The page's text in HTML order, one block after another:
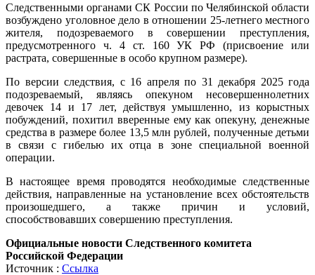
Следственными органами СК России по Челябинской области
возбуждено уголовное дело в отношении 25-летнего местного
жителя, подозреваемого в совершении преступления,
предусмотренного ч. 4 ст. 160 УК РФ (присвоение или
растрата, совершенные в особо крупном размере).
По версии следствия, с 16 апреля по 31 декабря 2025 года
подозреваемый, являясь опекуном несовершеннолетних
девочек 14 и 17 лет, действуя умышленно, из корыстных
побуждений, похитил вверенные ему как опекуну, денежные
средства в размере более 13,5 млн рублей, полученные детьми
в связи с гибелью их отца в зоне специальной военной
операции.
В настоящее время проводятся необходимые следственные
действия, направленные на установление всех обстоятельств
произошедшего, а также причин и условий,
способствовавших совершению преступления.
Официальные новости Следственного комитета
Российской Федерации
Источник : Ссылка